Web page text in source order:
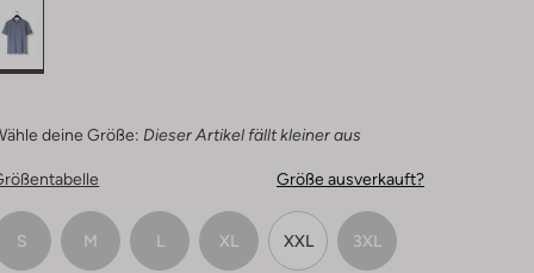
deine Größe: Dieser Artikel fällt kleiner aus
Größe ausverkauft?
S M L XL XXL 3XL